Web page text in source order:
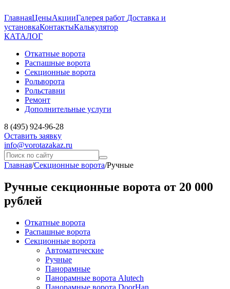
ГлавнаяЦеныАкцииГалерея работ Доставка и
установкаКонтактыКалькулятор
КАТАЛОГ
Откатные ворота
Распашные ворота
Секционные ворота
Рольворота
Рольставни
Ремонт
Дополнительные услуги
8 (495) 924-96-28
Оставить заявку
info@vorotazakaz.ru
Главная/Секционные ворота/Ручные
Ручные секционные ворота от 20 000
рублей
Откатные ворота
Распашные ворота
Секционные ворота
Автоматические
Ручные
Панорамные
Панорамные ворота Alutech
Панорамные ворота DoorHan